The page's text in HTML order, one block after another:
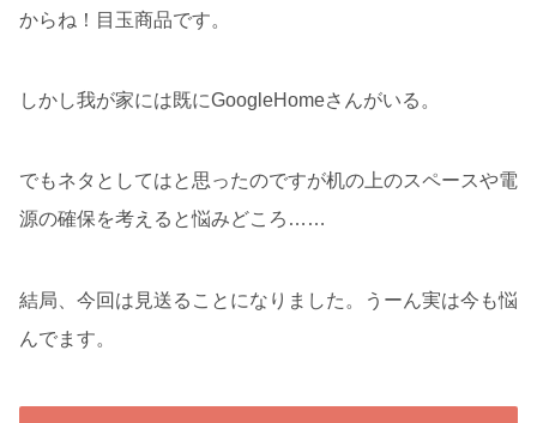
からね！目玉商品です。
しかし我が家には既にGoogleHomeさんがいる。
でもネタとしてはと思ったのですが机の上のスペースや電
源の確保を考えると悩みどころ……
結局、今回は見送ることになりました。うーん実は今も悩
んでます。